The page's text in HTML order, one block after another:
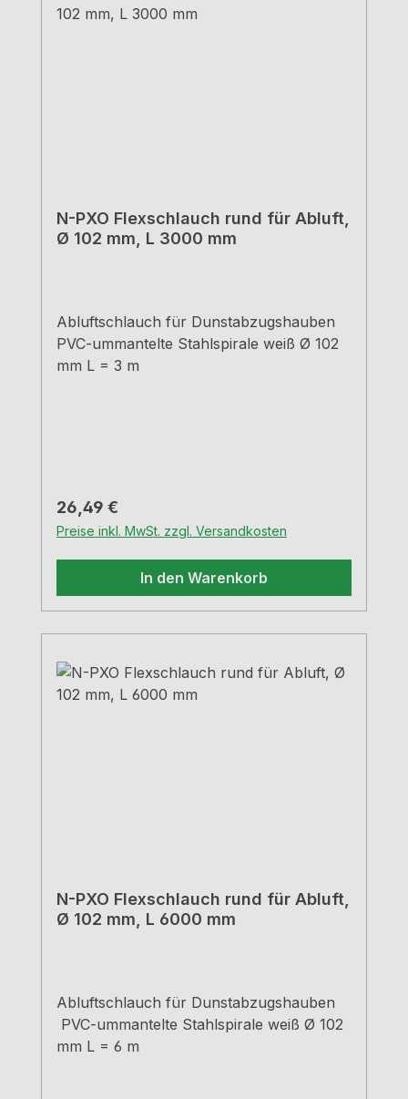
N-PXO Flexschlauch rund für Abluft,
Ø 102 mm, L 3000 mm
Abluftschlauch für Dunstabzugshauben
PVC-ummantelte Stahlspirale weiß Ø 102
mm L = 3 m
Regulärer Preis:
26,49 €
Preise inkl. MwSt. zzgl. Versandkosten
In den Warenkorb
N-PXO Flexschlauch rund für Abluft,
Ø 102 mm, L 6000 mm
Abluftschlauch für Dunstabzugshauben
PVC-ummantelte Stahlspirale weiß Ø 102
mm L = 6 m